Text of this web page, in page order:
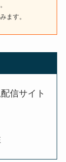
ます。
信サイト